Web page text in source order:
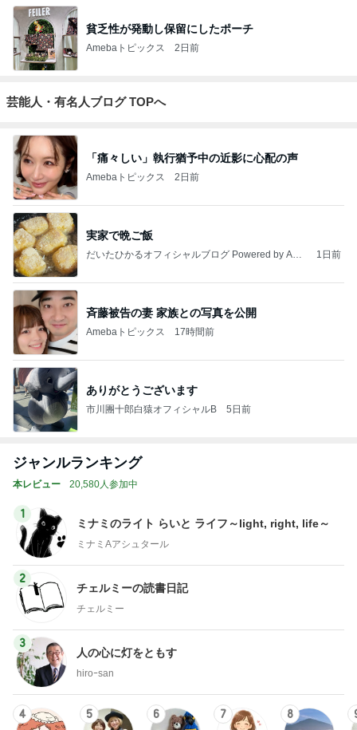
貧乏性が発動し保留にしたポーチ
Amebaトピックス 2日前
芸能人・有名人ブログ TOPへ
「痛々しい」執行猶予中の近影に心配の声
Amebaトピックス 2日前
実家で晩ご飯
だいたひかるオフィシャルブログ Powered by Ame
1日前
斉藤被告の妻 家族との写真を公開
Amebaトピックス 17時間前
ありがとうございます
市川團十郎白猿オフィシャルB 5日前
ジャンルランキング
本レビュー 20,580人参加中
1
ミナミのライト らいと ライフ～light, right, life～
ミナミAアシュタール
2
チェルミーの読書日記
チェルミー
3
人の心に灯をともす
hiroｰsan
4 5 6 7 8